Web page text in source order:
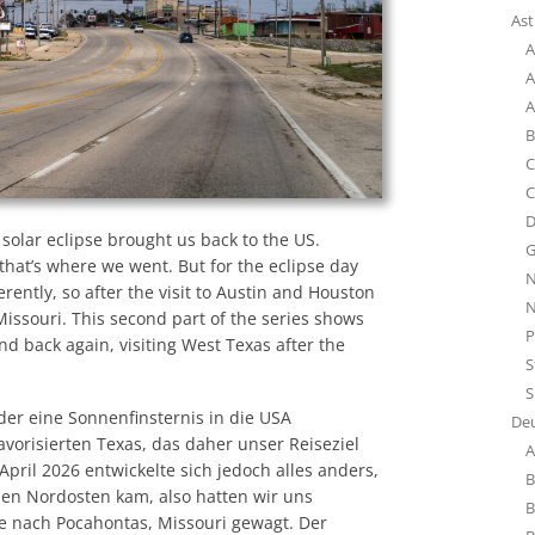
SCHOTTLAND 2010
URBAN NEXUS
UK
USA
eclipse brought us back to the US.
where we went. But for the eclipse day
so after the visit to Austin and Houston
This second part of the series shows
back again, visiting West Texas after the
eine Sonnenfinsternis in die USA
Texas, das daher unser Reiseziel
2026 entwickelte sich jedoch alles anders,
Nordosten kam, also hatten wir uns
nach Pocahontas, Missouri gewagt. Der